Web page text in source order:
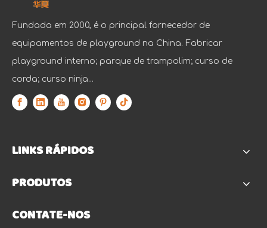
Fundada em 2000, é o principal fornecedor de
equipamentos de playground na China. Fabricar
playground interno; parque de trampolim; curso de
corda; curso ninja...
LINKS RÁPIDOS
PRODUTOS
CONTATE-NOS